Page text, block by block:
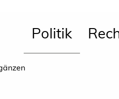
Politik